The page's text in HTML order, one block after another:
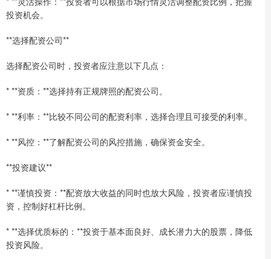
投资机会。
**选择配资公司**
选择配资公司时，投资者应注意以下几点：
* **资质：**选择持有正规牌照的配资公司。
* **利率：**比较不同公司的配资利率，选择合理且可接受的利率。
* **风控：**了解配资公司的风控措施，确保资金安全。
**投资建议**
* **谨慎投资：**配资放大收益的同时也放大风险，投资者应谨慎投
资，控制好杠杆比例。
* **选择优质标的：**投资于基本面良好、成长潜力大的股票，降低
投资风险。